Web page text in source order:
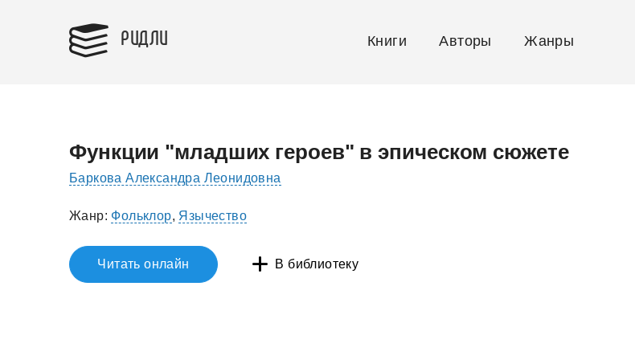
РИДЛИ Книги Авторы Жанры
Функции "младших героев" в эпическом сюжете
Баркова Александра Леонидовна
Жанр: Фольклор, Язычество
Читать онлайн В библиотеку